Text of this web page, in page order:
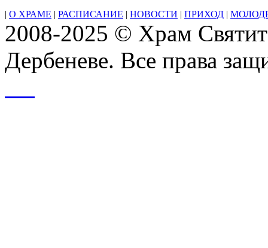
| О ХРАМЕ | РАСПИСАНИЕ | НОВОСТИ | ПРИХОД |
2008-2025 © Храм
Дербеневе. Все права